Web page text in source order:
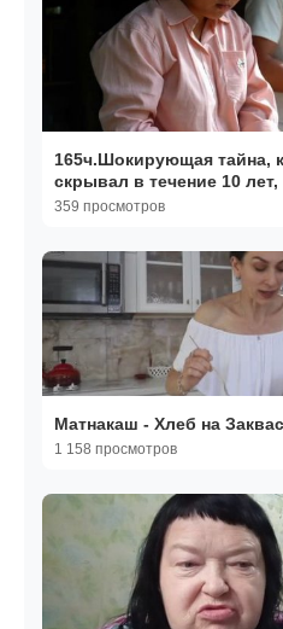
165ч.Шокирующая тайна,
скрывал в течение 10 лет,
раскрылась.
359 просмотров
Матнакаш - Хлеб на
1 158 просмотров